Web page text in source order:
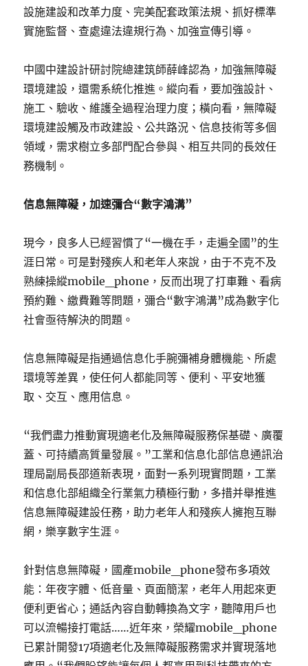
設施建設和改革力度、完美配套政策法規、抓好標準
實施監督、查處違法違規行為、加強宣傳引導。
中國中建設計研討院總建筑師薛峰認為，加強無障礙
環境建設，還需系統化推進。縱向看，要加強設計、
施工、驗收、維護全過程治理力度；橫向看，無障礙
環境建設觸及市政建設、公共路況、信息技術等多個
領域，需求樹立多部門配合參與、相互共同的長效任
務機制。
信息無障礙，加速彌合“數字鴻溝”
現今，良多人已經習慣了“一機在手，走遍全國”的生
涯日常。可是對殘疾人和老年人來說，由于不克不及
熟練操縱mobile_phone，反而出現了打車難、看病
預約難、繳費難等問題，彌合“數字鴻溝”成為數字化
社會亟待解決的問題。
信息無障礙是指通過信息化手腕彌補身體機能、所處
環境等差異，使任何人都能同等、便利、平安地獲
取、交互、應用信息。
“我們盡力推動實現適老化及無障礙服務保基礎、廣覆
蓋、可持續高質量發展。”工業和信息化部信息通訊治
理局副局長邵道新表現，面對一系列現實問題，工業
和信息化部組織全行業氣力積極行動，多措并舉推進
信息無障礙建設任務，助力老年人和殘疾人擁抱互聯
網，樂享數字生涯。
針對信息無障礙，國產mobile_phone發布多項效
能：年夜字體、低音量、頁面簡潔，老年人用起來更
便利更省心；通話內容自動轉換為文字，聽障用戶也
可以流暢接打電話……近年來，榮耀mobile_phone
已累計開發17項適老化及無障礙服務需求并實現落地